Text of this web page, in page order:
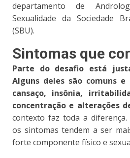
departamento de
Sexualidade da Sociedade
(SBU).
Sintomas que
Parte do desafio está
Alguns deles são comuns e
cansaço, insônia,
concentração e alterações
contexto faz toda a diferença.
os sintomas tendem a ser
forte componente físico e